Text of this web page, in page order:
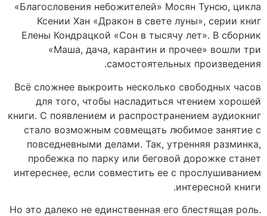
«Благословения небожителей» Мосян Тунсю, цикла
Ксении Хан «Дракон в свете луны», серии книг
Елены Кондрацкой «Сон в тысячу лет». В сборник
«Маша, дача, карантин и прочее» вошли три
самостоятельных произведения.
Всё сложнее выкроить несколько свободных часов
для того, чтобы насладиться чтением хорошей
книги. С появлением и распространением аудиокниг
стало возможным совмещать любимое занятие с
повседневными делами. Так, утренняя разминка,
пробежка по парку или беговой дорожке станет
интереснее, если совместить ее с прослушиванием
интересной книги.
Но это далеко не единственная его блестящая роль.